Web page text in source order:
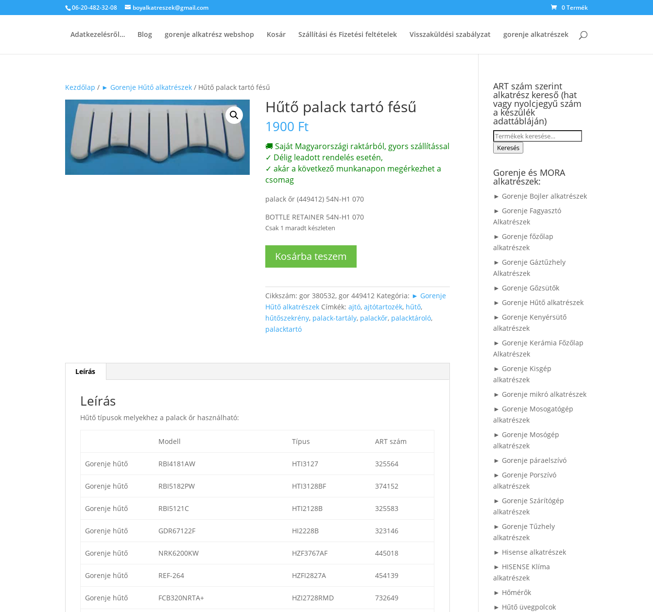
06-20-482-32-08 boyalkatreszek@gmail.com 0 Termék
Adatkezelésről… Blog gorenje alkatrész webshop Kosár Szállítási és Fizetési feltételek Visszaküldési szabályzat gorenje alkatrészek
Kezdőlap / ► Gorenje Hűtő alkatrészek / Hűtő palack tartó fésű
Hűtő palack tartó fésű
1900 Ft
🚚 Saját Magyarországi raktárból, gyors szállítással
✓ Délig leadott rendelés esetén,
✓ akár a következő munkanapon megérkezhet a
csomag
palack őr (449412) 54N-H1 070
BOTTLE RETAINER 54N-H1 070
Csak 1 maradt készleten
palack
mennyiség
Kosárba teszem
Cikkszám:gor 380532, gor 449412 Kategória: ► Gorenje
Hűtő alkatrészek Címkék:ajtó,ajtótartozék, hűtő,
hűtőszekrény, palack-tartály, palackőr, palacktároló,
palacktartó
Leírás
Leírás
Hűtő típusok melyekhez a palack őr használható:
Modell Típus ART szám
Gorenje hűtő RBI4181AW HTI3127 325564
Gorenje hűtő RBI5182PW HTI3128BF 374152
Gorenje hűtő RBI5121C HTI2128B 325583
Gorenje hűtő GDR67122F HI2228B 323146
Gorenje hűtő NRK6200KW HZF3767AF 445018
Gorenje hűtő REF-264 HZFI2827A 454139
Gorenje hűtő FCB320NRTA+ HZI2728RMD 732649
ART szám szerint
alkatrész kereső (hat
vagy nyolcjegyű szám
a készülék
adattábláján)
Keresés
a Keresés
Gorenje és MORA
alkatrészek:
► Gorenje Bojler alkatrészek
► Gorenje Fagyasztó
Alkatrészek
► Gorenje főzőlap
alkatrészek
► Gorenje Gáztűzhely
Alkatrészek
► Gorenje Gőzsütők
► Gorenje Hűtő alkatrészek
► Gorenje Kenyérsütő
alkatrészek
► Gorenje Kerámia Főzőlap
Alkatrészek
► Gorenje Kisgép
alkatrészek
► Gorenje mikró alkatrészek
► Gorenje Mosogatógép
alkatrészek
► Gorenje Mosógép
alkatrészek
► Gorenje páraelszívó
► Gorenje Porszívó
alkatrészek
► Gorenje Szárítógép
alkatrészek
► Gorenje Tűzhely
alkatrészek
► Hisense alkatrészek
► HISENSE Klíma
alkatrészek
► Hőmérők
► Hűtő üvegpolcok